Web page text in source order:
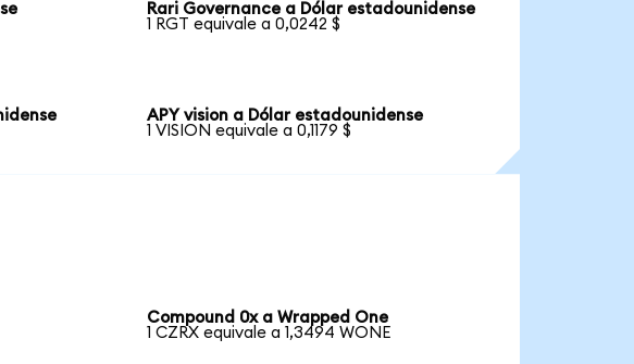
Rari Governance a Dólar estadounidense
1 RGT equivale a 0,0242 $
APY vision a Dólar estadounidense
1 VISION equivale a 0,1179 $
Compound 0x a Wrapped One
1 CZRX equivale a 1,3494 WONE